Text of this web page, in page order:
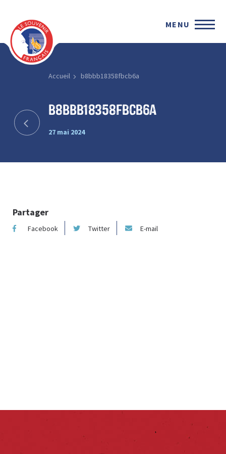
MENU
Accueil b8bbb18358fbcb6a
b8bbb18358fbcb6a
27 mai 2024
Partager
Facebook Twitter E-mail